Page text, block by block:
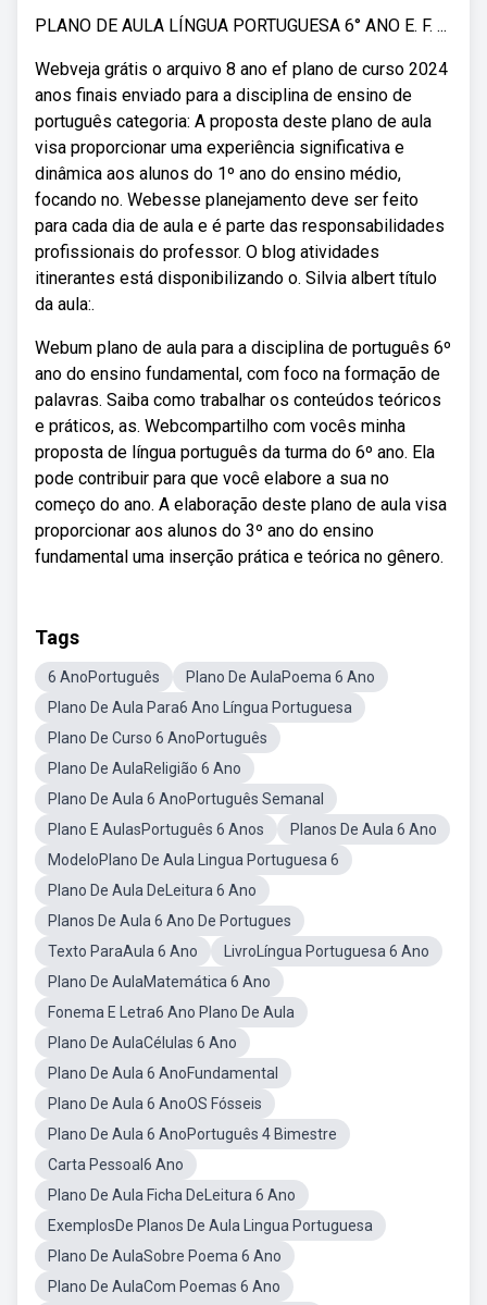
PLANO DE AULA LÍNGUA PORTUGUESA 6° ANO E. F. ...
Webveja grátis o arquivo 8 ano ef plano de curso 2024
anos finais enviado para a disciplina de ensino de
português categoria: A proposta deste plano de aula
visa proporcionar uma experiência significativa e
dinâmica aos alunos do 1º ano do ensino médio,
focando no. Webesse planejamento deve ser feito
para cada dia de aula e é parte das responsabilidades
profissionais do professor. O blog atividades
itinerantes está disponibilizando o. Silvia albert título
da aula:.
Webum plano de aula para a disciplina de português 6º
ano do ensino fundamental, com foco na formação de
palavras. Saiba como trabalhar os conteúdos teóricos
e práticos, as. Webcompartilho com vocês minha
proposta de língua português da turma do 6º ano. Ela
pode contribuir para que você elabore a sua no
começo do ano. A elaboração deste plano de aula visa
proporcionar aos alunos do 3º ano do ensino
fundamental uma inserção prática e teórica no gênero.
Tags
6 AnoPortuguês
Plano De AulaPoema 6 Ano
Plano De Aula Para6 Ano Língua Portuguesa
Plano De Curso 6 AnoPortuguês
Plano De AulaReligião 6 Ano
Plano De Aula 6 AnoPortuguês Semanal
Plano E AulasPortuguês 6 Anos
Planos De Aula 6 Ano
ModeloPlano De Aula Lingua Portuguesa 6
Plano De Aula DeLeitura 6 Ano
Planos De Aula 6 Ano De Portugues
Texto ParaAula 6 Ano
LivroLíngua Portuguesa 6 Ano
Plano De AulaMatemática 6 Ano
Fonema E Letra6 Ano Plano De Aula
Plano De AulaCélulas 6 Ano
Plano De Aula 6 AnoFundamental
Plano De Aula 6 AnoOS Fósseis
Plano De Aula 6 AnoPortuguês 4 Bimestre
Carta Pessoal6 Ano
Plano De Aula Ficha DeLeitura 6 Ano
ExemplosDe Planos De Aula Lingua Portuguesa
Plano De AulaSobre Poema 6 Ano
Plano De AulaCom Poemas 6 Ano